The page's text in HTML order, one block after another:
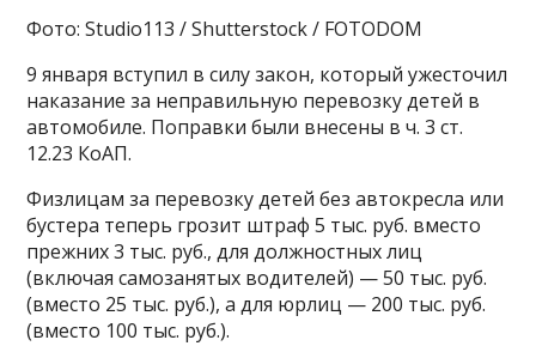
Фото: Studio113 / Shutterstock / FOTODOM
9 января вступил в силу закон, который ужесточил
наказание за неправильную перевозку детей в
автомобиле. Поправки были внесены в ч. 3 ст.
12.23 КоАП.
Физлицам за перевозку детей без автокресла или
бустера теперь грозит штраф 5 тыс. руб. вместо
прежних 3 тыс. руб., для должностных лиц
(включая самозанятых водителей) — 50 тыс. руб.
(вместо 25 тыс. руб.), а для юрлиц — 200 тыс. руб.
(вместо 100 тыс. руб.).